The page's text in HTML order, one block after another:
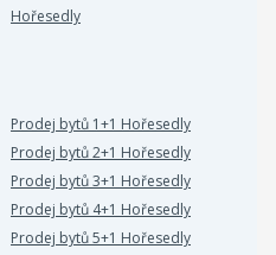
Hořesedly
Prodej bytů 1+1 Hořesedly
Prodej bytů 2+1 Hořesedly
Prodej bytů 3+1 Hořesedly
Prodej bytů 4+1 Hořesedly
Prodej bytů 5+1 Hořesedly